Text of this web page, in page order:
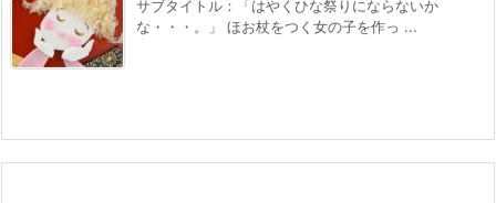
サブタイトル：「はやくひな祭りにならないか
な・・・。」 ほお杖をつく女の子を作っ ...